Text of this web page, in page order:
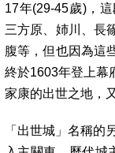
17年(29-45歲)，
三方原、姉川、長
腹等，但也因為這
終於1603年登上幕
家康的出世之地，
「出世城」名稱的